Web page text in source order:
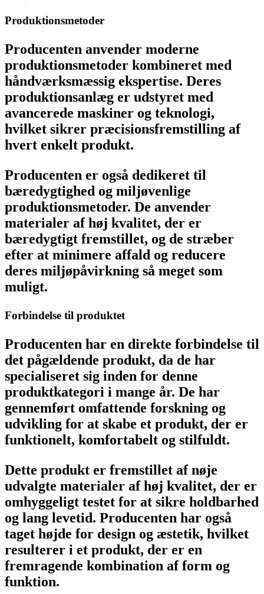
Produktionsmetoder
Producenten anvender moderne
produktionsmetoder kombineret med
håndværksmæssig ekspertise. Deres
produktionsanlæg er udstyret med
avancerede maskiner og teknologi,
hvilket sikrer præcisionsfremstilling af
hvert enkelt produkt.
Producenten er også dedikeret til
bæredygtighed og miljøvenlige
produktionsmetoder. De anvender
materialer af høj kvalitet, der er
bæredygtigt fremstillet, og de stræber
efter at minimere affald og reducere
deres miljøpåvirkning så meget som
muligt.
Forbindelse til produktet
Producenten har en direkte forbindelse til
det pågældende produkt, da de har
specialiseret sig inden for denne
produktkategori i mange år. De har
gennemført omfattende forskning og
udvikling for at skabe et produkt, der er
funktionelt, komfortabelt og stilfuldt.
Dette produkt er fremstillet af nøje
udvalgte materialer af høj kvalitet, der er
omhyggeligt testet for at sikre holdbarhed
og lang levetid. Producenten har også
taget højde for design og æstetik, hvilket
resulterer i et produkt, der er en
fremragende kombination af form og
funktion.